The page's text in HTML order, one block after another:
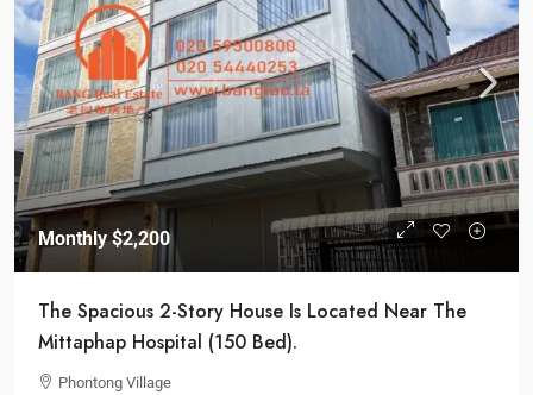
Monthly$2,200
The Spacious 2-Story House Is Located Near The
Mittaphap Hospital (150 Bed).
Phontong Village